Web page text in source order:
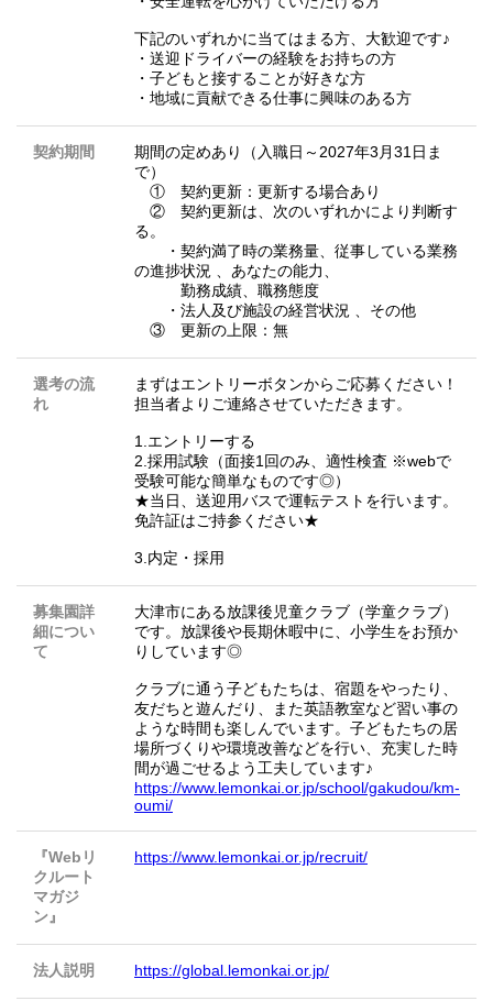
下記のいずれかに当てはまる方、大歓迎です♪
・送迎ドライバーの経験をお持ちの方
・子どもと接することが好きな方
・地域に貢献できる仕事に興味のある方
契約期間
期間の定めあり（入職日～2027年3月31日ま
で）
① 契約更新：更新する場合あり
② 契約更新は、次のいずれかにより判断す
る。
・契約満了時の業務量、従事している業務
の進捗状況 、あなたの能力、
勤務成績、職務態度
・法人及び施設の経営状況 、その他
③ 更新の上限：無
選考の流
れ
まずはエントリーボタンからご応募ください！
担当者よりご連絡させていただきます。
1.エントリーする
2.採用試験（面接1回のみ、適性検査 ※webで
受験可能な簡単なものです◎）
★当日、送迎用バスで運転テストを行います。
免許証はご持参ください★
3.内定・採用
募集園詳
細につい
て
大津市にある放課後児童クラブ（学童クラブ）
です。放課後や長期休暇中に、小学生をお預か
りしています◎
クラブに通う子どもたちは、宿題をやったり、
友だちと遊んだり、また英語教室など習い事の
ような時間も楽しんでいます。子どもたちの居
場所づくりや環境改善などを行い、充実した時
間が過ごせるよう工夫しています♪
https://www.lemonkai.or.jp/school/gakudou/km-
oumi/
『Webリ
クルート
マガジ
ン』
https://www.lemonkai.or.jp/recruit/
法人説明 https://global.lemonkai.or.jp/